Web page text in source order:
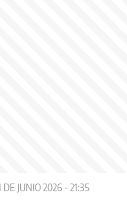
DE JUNIO 2026 - 21:35